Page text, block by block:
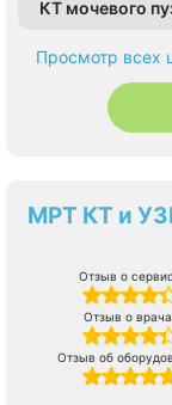
КТ мочевого
Просмотр всех
МРТ КТ и
Отзыв о
Отзыв о
Отзыв об